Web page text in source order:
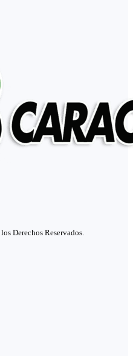
Derechos Reservados.